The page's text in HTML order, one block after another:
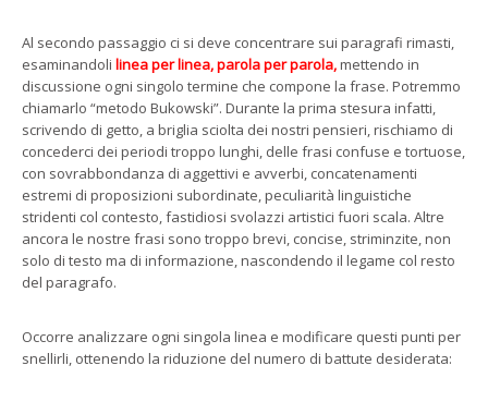
Al secondo passaggio ci si deve concentrare sui paragrafi rimasti,
esaminandoli linea per linea, parola per parola,mettendo in
discussione ogni singolo termine che compone la frase. Potremmo
chiamarlo “metodo Bukowski”. Durante la prima stesura infatti,
scrivendo di getto, a briglia sciolta dei nostri pensieri, rischiamo di
concederci dei periodi troppo lunghi, delle frasi confuse e tortuose,
con sovrabbondanza di aggettivi e avverbi, concatenamenti
estremi di proposizioni subordinate, peculiarità linguistiche
stridenti col contesto, fastidiosi svolazzi artistici fuori scala. Altre
ancora le nostre frasi sono troppo brevi, concise, striminzite, non
solo di testo ma di informazione, nascondendo il legame col resto
del paragrafo.
Occorre analizzare ogni singola linea e modificare questi punti per
snellirli, ottenendo la riduzione del numero di battute desiderata: